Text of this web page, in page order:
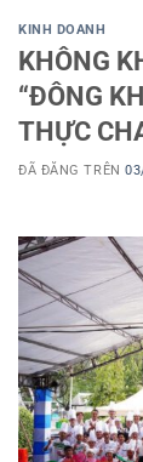
KINH DOANH
KHÔNG
“ĐÔNG
THỰC
ĐÃ ĐĂNG TRÊN